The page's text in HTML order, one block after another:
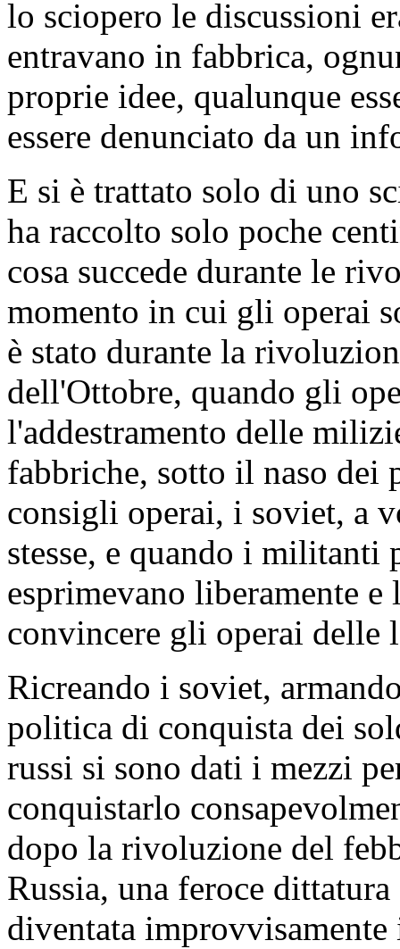
lo sciopero le discussioni
entravano in fabbrica,
proprie idee, qualunque
essere denunciato da un
E si è trattato solo di uno
ha raccolto solo poche
cosa succede durante le
momento in cui gli operai
è stato durante la
dell'Ottobre, quando gli
l'addestramento delle
fabbriche, sotto il naso
consigli operai, i soviet, a
stesse, e quando i
esprimevano liberamente
convincere gli operai delle
Ricreando i soviet,
politica di conquista dei
russi si sono dati i mezzi
conquistarlo
dopo la rivoluzione del
Russia, una feroce
diventata